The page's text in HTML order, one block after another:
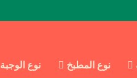
نوع المطبخ نوع الوجبة